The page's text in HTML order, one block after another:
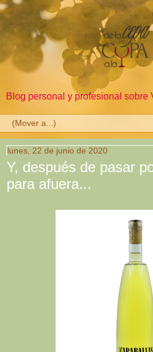
Blog personal y profesional sobre
lunes, 22 de junio de 2020
Y, después de pasar
para afuera...